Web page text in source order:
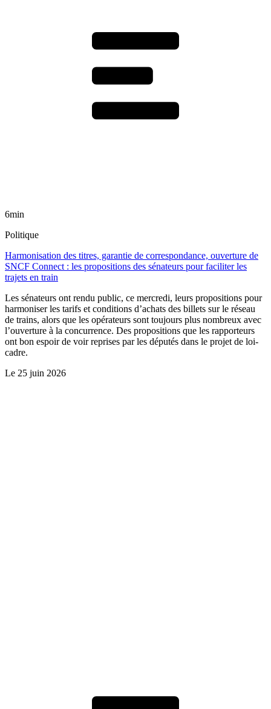
6min
Politique
Harmonisation des titres, garantie de correspondance, ouverture de
SNCF Connect : les propositions des sénateurs pour faciliter les
trajets en train
Les sénateurs ont rendu public, ce mercredi, leurs propositions pour
harmoniser les tarifs et conditions d’achats des billets sur le réseau
de trains, alors que les opérateurs sont toujours plus nombreux avec
l’ouverture à la concurrence. Des propositions que les rapporteurs
ont bon espoir de voir reprises par les députés dans le projet de loi-
cadre.
Le 25 juin 2026